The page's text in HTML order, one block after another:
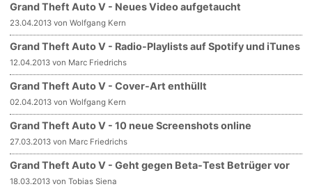
Grand Theft Auto V - Neues Video aufgetaucht
23.04.2013 von Wolfgang Kern
Grand Theft Auto V - Radio-Playlists auf Spotify und iTunes
12.04.2013 von Marc Friedrichs
Grand Theft Auto V - Cover-Art enthüllt
02.04.2013 von Wolfgang Kern
Grand Theft Auto V - 10 neue Screenshots online
27.03.2013 von Marc Friedrichs
Grand Theft Auto V - Geht gegen Beta-Test Betrüger vor
18.03.2013 von Tobias Siena